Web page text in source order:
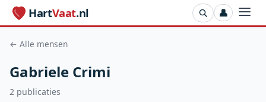
HartVaat.nl 👤
← Alle mensen
Gabriele Crimi
2 publicaties